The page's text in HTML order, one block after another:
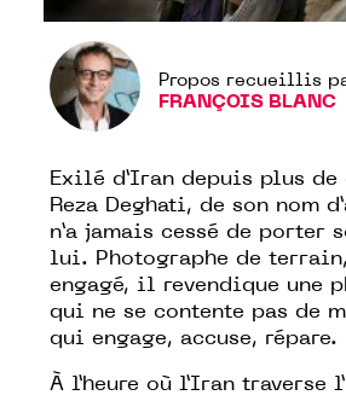
Propos recueillis
FRANÇOIS BLANC
Exilé d’Iran depuis plus de
Reza Deghati, de son nom
n’a jamais cessé de porter
lui. Photographe de
engagé, il revendique une
qui ne se contente pas de
qui engage, accuse, répare.
À l’heure où l’Iran traverse